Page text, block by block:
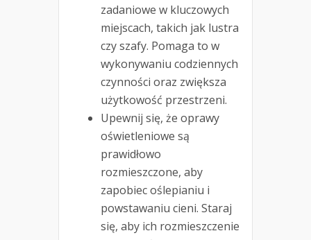
zadaniowe w kluczowych
miejscach, takich jak lustra
czy szafy. Pomaga to w
wykonywaniu codziennych
czynności oraz zwiększa
użytkowość przestrzeni.
Upewnij się, że oprawy
oświetleniowe są
prawidłowo
rozmieszczone, aby
zapobiec oślepianiu i
powstawaniu cieni. Staraj
się, aby ich rozmieszczenie